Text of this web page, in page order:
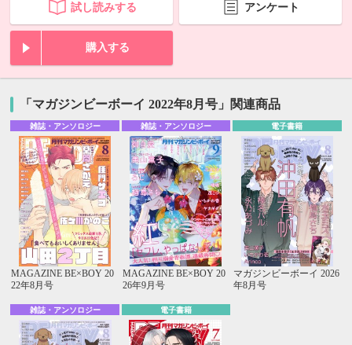
試し読みする アンケート
購入する
「マガジンビーボーイ 2022年8月号」関連商品
雑誌・アンソロジー
MAGAZINE BE×BOY 20
22年8月号
雑誌・アンソロジー
MAGAZINE BE×BOY 20
26年9月号
電子書籍
マガジンビーボーイ 2026
年8月号
雑誌・アンソロジー 電子書籍